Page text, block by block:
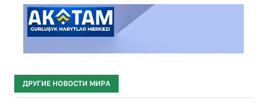
ДРУГИЕ НОВОСТИ МИРА